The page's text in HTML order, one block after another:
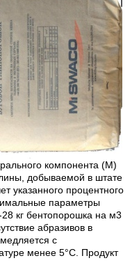
компонента (М)
добываемой в штате
указанного процентного
параметры
кг бентопорошка на м3
абразивов в
с
менее 5°С. Продукт